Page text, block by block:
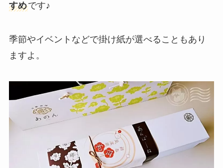
すめです♪
季節やイベントなどで掛け紙が選べることもあり
ますよ。